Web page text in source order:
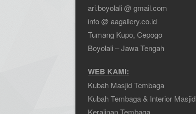
ari.boyolali @ gmail.com
info @ aagallery.co.id
Tumang Kupo, Cepogo
Boyolali – Jawa Tengah
WEB KAMI:
Kubah Masjid Tembaga
Kubah Tembaga & Interior Masjid
Kerajinan Tembaga